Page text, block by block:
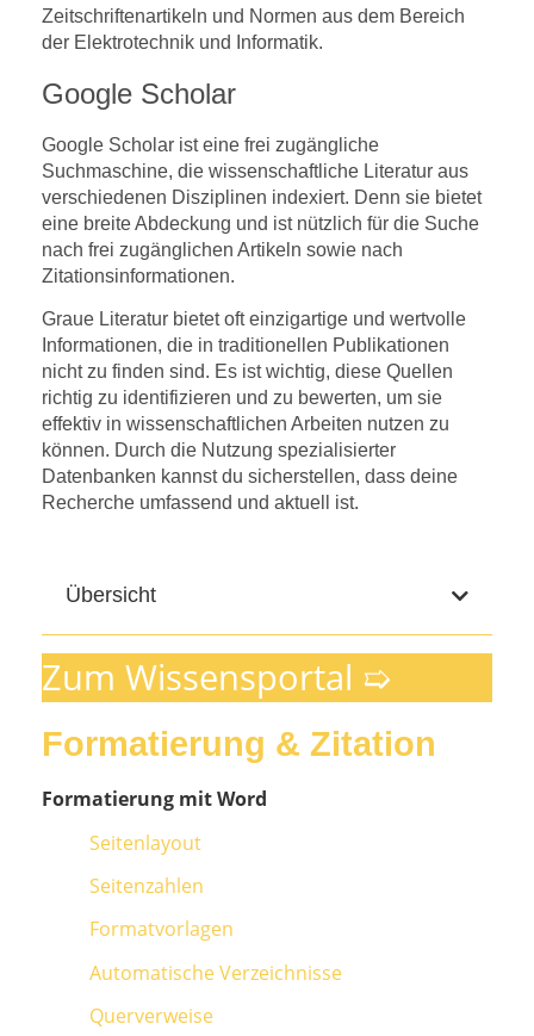
Zeitschriftenartikeln und Normen aus dem Bereich
der Elektrotechnik und Informatik.
Google Scholar
Google Scholar ist eine frei zugängliche
Suchmaschine, die wissenschaftliche Literatur aus
verschiedenen Disziplinen indexiert. Denn sie bietet
eine breite Abdeckung und ist nützlich für die Suche
nach frei zugänglichen Artikeln sowie nach
Zitationsinformationen.
Graue Literatur bietet oft einzigartige und wertvolle
Informationen, die in traditionellen Publikationen
nicht zu finden sind. Es ist wichtig, diese Quellen
richtig zu identifizieren und zu bewerten, um sie
effektiv in wissenschaftlichen Arbeiten nutzen zu
können. Durch die Nutzung spezialisierter
Datenbanken kannst du sicherstellen, dass deine
Recherche umfassend und aktuell ist.
Übersicht
Zum Wissensportal ➯
Formatierung & Zitation
Formatierung mit Word
Seitenlayout
Seitenzahlen
Formatvorlagen
Automatische Verzeichnisse
Querverweise